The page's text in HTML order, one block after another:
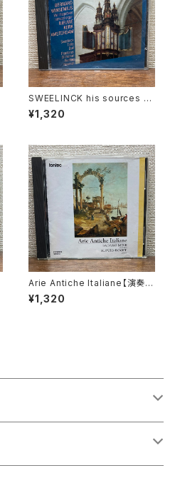
SWEELINCK his sources -
his influence vol.2【演奏者：
BERNARD WINSEMIUS】レコ
¥1,320
Arie Antiche Italiane【演奏
者：嶺貞子, H.ピュイグ＝ロジ
ェ】レコード会社：fontec
¥1,320